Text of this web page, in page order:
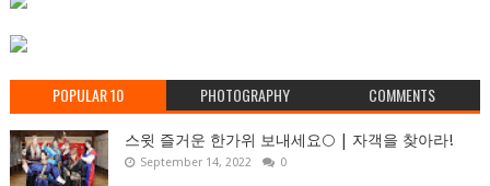
POPULAR 10 PHOTOGRAPHY COMMENTS
스윗 즐거운 한가위 보내세요🌕 | 자객을 찾아라!
September 14, 2022 0